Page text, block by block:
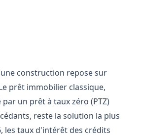
construction repose sur
prêt immobilier classique,
un prêt à taux zéro (PTZ)
reste la solution la plus
les taux d'intérêt des crédits